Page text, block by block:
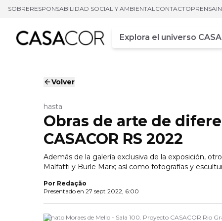
SOBRERESPONSABILIDAD SOCIAL Y AMBIENTALCONTACTOPRENSA
Campo de busca
Ingrese al menos tres
Volver
hasta
Obras de arte de
CASACOR RS 2022
Además de la galería exclusiva de la exposición,
Malfatti y Burle Marx; así como fotografías y
Por Redação
Presentado en 27 sept 2022, 6:00
Renato Moraes de Mello - Sala 100. Proyecto CASACOR Rio